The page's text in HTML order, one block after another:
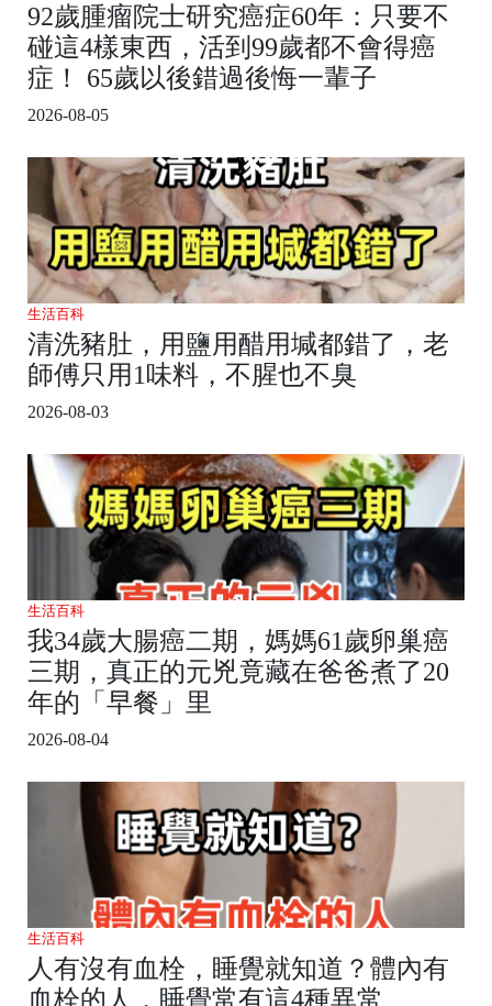
92歲腫瘤院士研究癌症60年：只要不
碰這4樣東西，活到99歲都不會得癌
症！ 65歲以後錯過後悔一輩子
2026-08-05
生活百科
清洗豬肚，用鹽用醋用堿都錯了，老
師傅只用1味料，不腥也不臭
2026-08-03
生活百科
我34歲大腸癌二期，媽媽61歲卵巢癌
三期，真正的元兇竟藏在爸爸煮了20
年的「早餐」里
2026-08-04
生活百科
人有沒有血栓，睡覺就知道？體內有
血栓的人，睡覺常有這4種異常